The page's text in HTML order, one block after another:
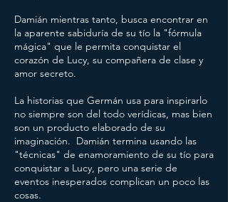
Damián mientras tanto, busca encontrar en
la aparente sabiduría de su tío la "fórmula
mágica" que le permita conquistar el
corazón de Lucy, su compañera de clase y
amor secreto.
La historias que Germán usa para inspirarlo
no siempre son del todo verídicas, mas bien
son un producto elaborado de su
imaginación. Damián termina usando las
"técnicas" de enamoramiento de su tío para
conquistar a Lucy, pero una serie de
eventos inesperados complican un poco las
cosas.